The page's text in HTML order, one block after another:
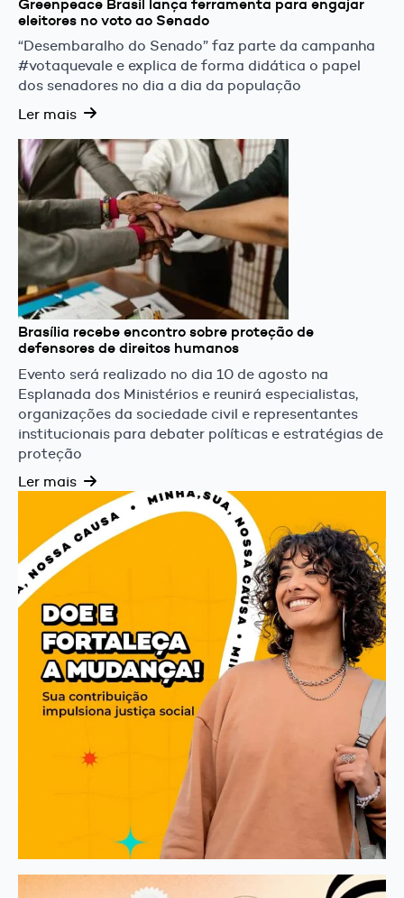
Greenpeace Brasil lança ferramenta para engajar
eleitores no voto ao Senado
“Desembaralho do Senado” faz parte da campanha
#votaquevale e explica de forma didática o papel
dos senadores no dia a dia da população
Ler mais
Brasília recebe encontro sobre proteção de
defensores de direitos humanos
Evento será realizado no dia 10 de agosto na
Esplanada dos Ministérios e reunirá especialistas,
organizações da sociedade civil e representantes
institucionais para debater políticas e estratégias de
proteção
Ler mais